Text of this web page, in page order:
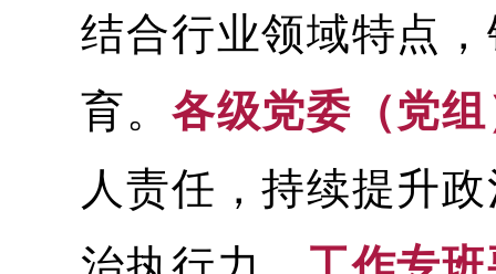
结合行业领域特点
育。 各级党委（党
人责任，持续提升